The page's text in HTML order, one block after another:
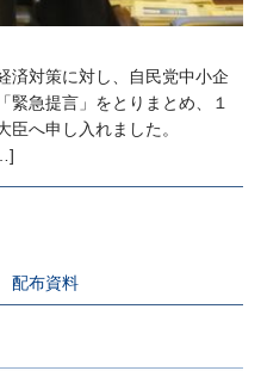
済対策に対し、自民党中小企
緊急提言」をとりまとめ、１
臣へ申し入れました。
配布資料